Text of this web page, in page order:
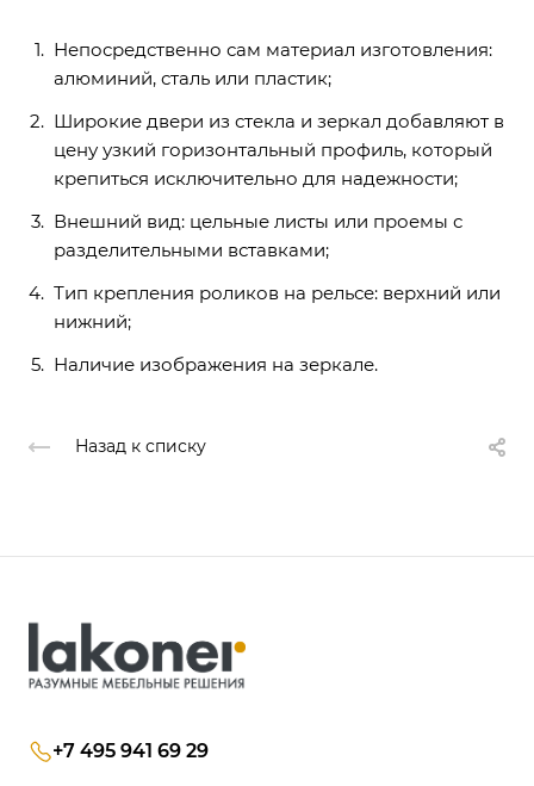
Непосредственно сам материал изготовления:
алюминий, сталь или пластик;
Широкие двери из стекла и зеркал добавляют в
цену узкий горизонтальный профиль, который
крепиться исключительно для надежности;
Внешний вид: цельные листы или проемы с
разделительными вставками;
Тип крепления роликов на рельсе: верхний или
нижний;
Наличие изображения на зеркале.
Назад к списку
+7 495 941 69 29